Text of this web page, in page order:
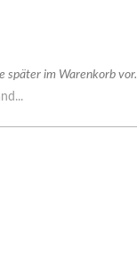
später im Warenkorb vor.